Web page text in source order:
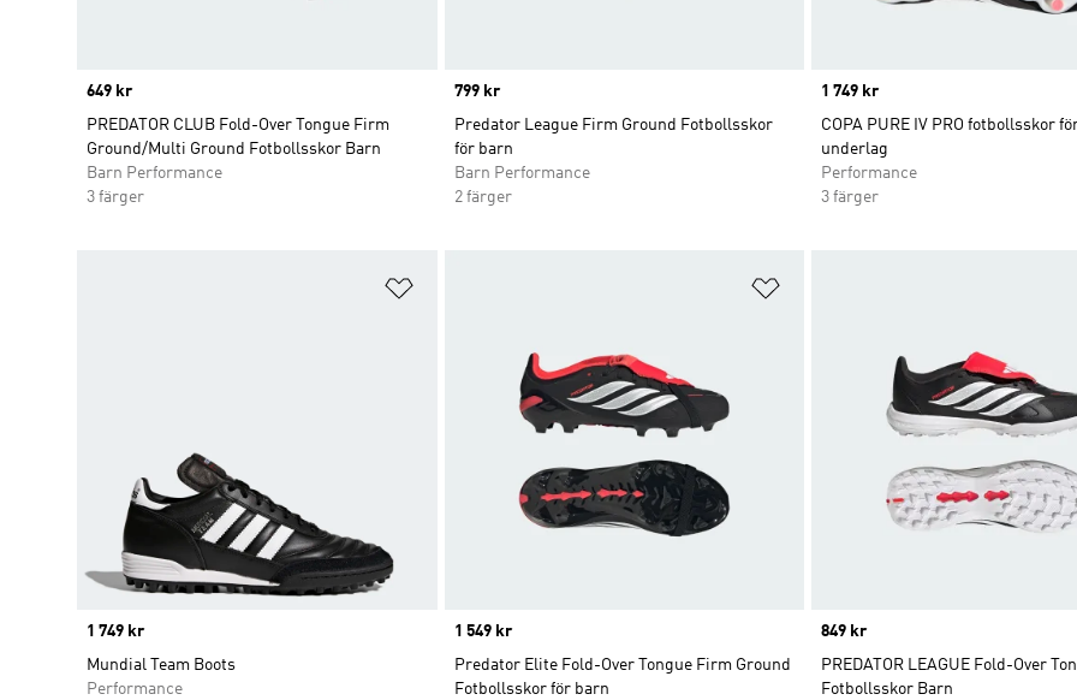
Price
649 kr
PREDATOR CLUB Fold-Over Tongue Firm
Ground/Multi Ground Fotbollsskor Barn
Barn Performance
3 färger
Price
799 kr
Predator League Firm Ground Fotbollsskor
för barn
Barn Performance
2 färger
Price
1 749 kr
COPA PURE IV PRO fotbollsskor
underlag
Performance
3 färger
Price
1 749 kr
Mundial Team Boots
Performance
Price
1 549 kr
Predator Elite Fold-Over Tongue Firm Ground
Fotbollsskor för barn
Price
849 kr
PREDATOR LEAGUE Fold-Over
Fotbollsskor Barn